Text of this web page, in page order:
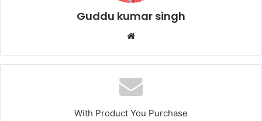
Guddu kumar singh
Website
With Product You Purchase